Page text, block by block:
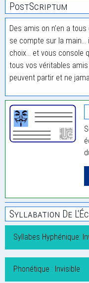
PostScriptum
Des amis on n’en a
se compte sur la
choix… et vous console
tous vos véritables amis
peuvent partir et ne
Syllabation De
Syllabes Hyphénique:
Phonétique : Invisible